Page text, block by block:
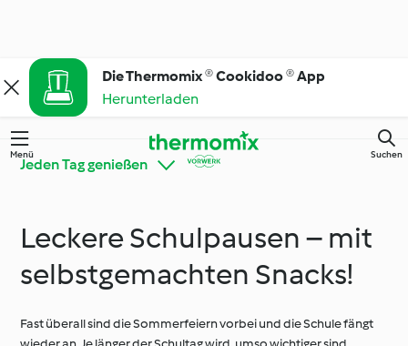
Die Thermomix ® Cookidoo ® App
Herunterladen
Menü Suchen
Jeden Tag genießen
Auf die Zutat kommt
es an
Thermomix® Tipps und
Tricks
Ernährungstrends Tutorials
Leckere Schulpausen – mit
selbstgemachten Snacks!
Fast überall sind die Sommerfeiern vorbei und die Schule fängt